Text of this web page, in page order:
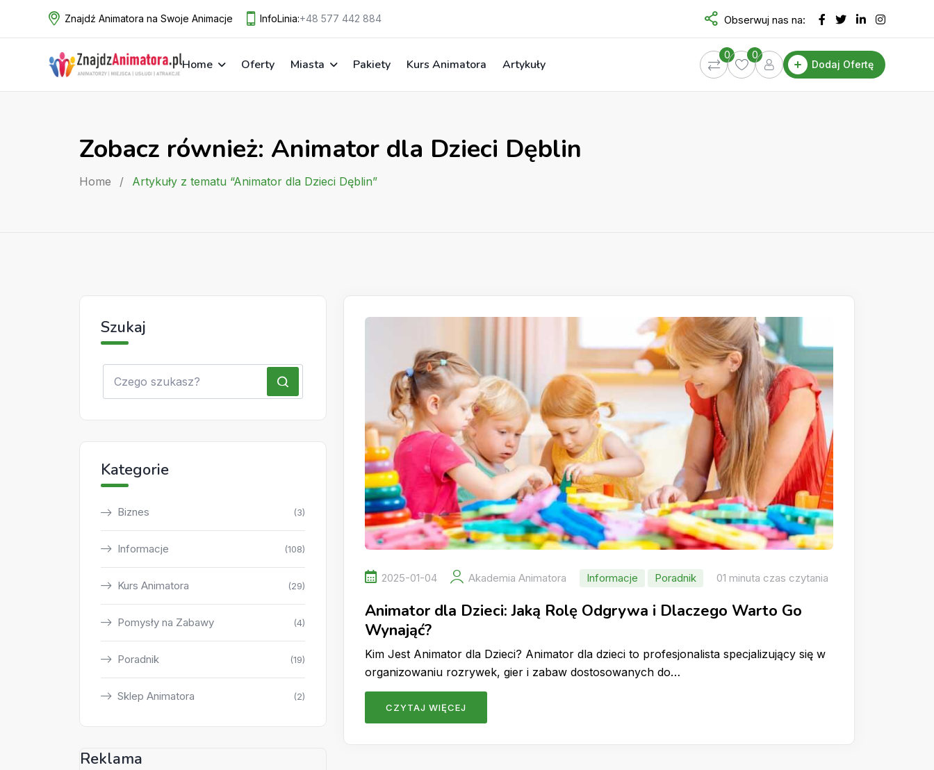
Znajdź Animatora na Swoje Animacje InfoLinia:+48 577 442 884 Obserwuj nas na:
Home Oferty Miasta Pakiety Kurs Animatora Artykuły
0
0
Dodaj Ofertę
Zobacz również: Animator dla Dzieci Dęblin
Home / Artykuły z tematu “Animator dla Dzieci Dęblin”
2025-01-04 Akademia Animatora Informacje Poradnik 01 minuta czas czytania
Animator dla Dzieci: Jaką Rolę Odgrywa i Dlaczego Warto Go
Wynająć?
Kim Jest Animator dla Dzieci? Animator dla dzieci to profesjonalista specjalizujący się w
organizowaniu rozrywek, gier i zabaw dostosowanych do…
CZYTAJ WIĘCEJ
Szukaj
Kategorie
Biznes (3)
Informacje (108)
Kurs Animatora (29)
Pomysły na Zabawy (4)
Poradnik (19)
Sklep Animatora (2)
Reklama